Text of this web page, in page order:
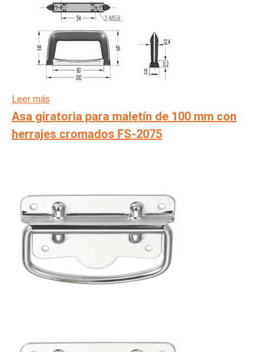
Leer más
Asa giratoria para maletín de 100 mm con
herrajes cromados FS-2075